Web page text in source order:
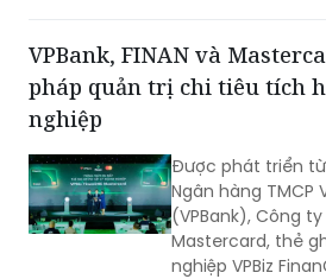
nơi điều kiện y tế
VPBank, FINAN và
pháp quản trị chi tiêu tích
nghiệp
Được phát triển
Ngân hàng TMCP
(VPBank), Công ty
Mastercard, thẻ
nghiệp VPBiz